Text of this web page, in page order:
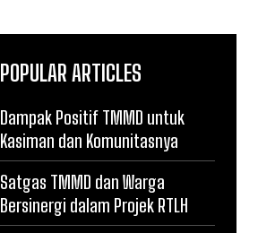
POPULAR ARTICLES
Dampak Positif TMMD untuk
Kasiman dan Komunitasnya
Satgas TMMD dan Warga
Bersinergi dalam Projek RTLH